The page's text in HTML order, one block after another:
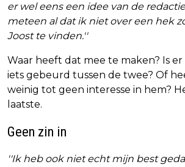
er wel eens een idee van de
meteen al dat ik niet over een hek
Joost te vinden.''
Waar heeft dat mee te maken? Is
iets gebeurd tussen de twee? Of
weinig tot geen interesse in hem?
laatste.
Geen zin in
''Ik heb ook niet echt mijn best